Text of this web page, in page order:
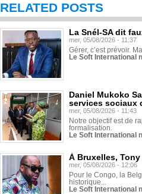
RELATED POSTS
La Snél-SA dit
mer, 05/08/2026 - 11:37
Gérer, c’est prévoir.
Le Soft International
Daniel Mukoko
services sociaux
mer, 05/08/2026 - 11:43
Notre objectif est de
formalisation.
Le Soft International
À Bruxelles,
mer, 05/08/2026 - 12:06
Pour le Congo, la
historique...
Le Soft International